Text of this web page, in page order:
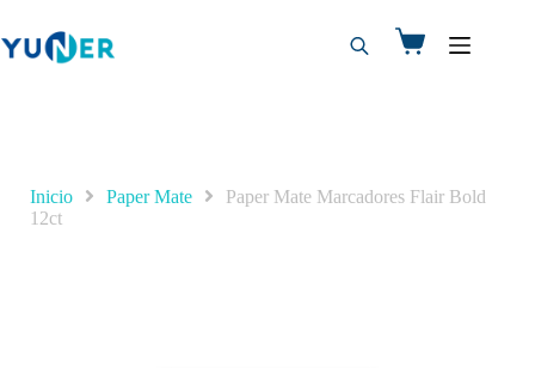
Inicio Paper Mate
Paper Mate Marcadores Flair Bold
12ct